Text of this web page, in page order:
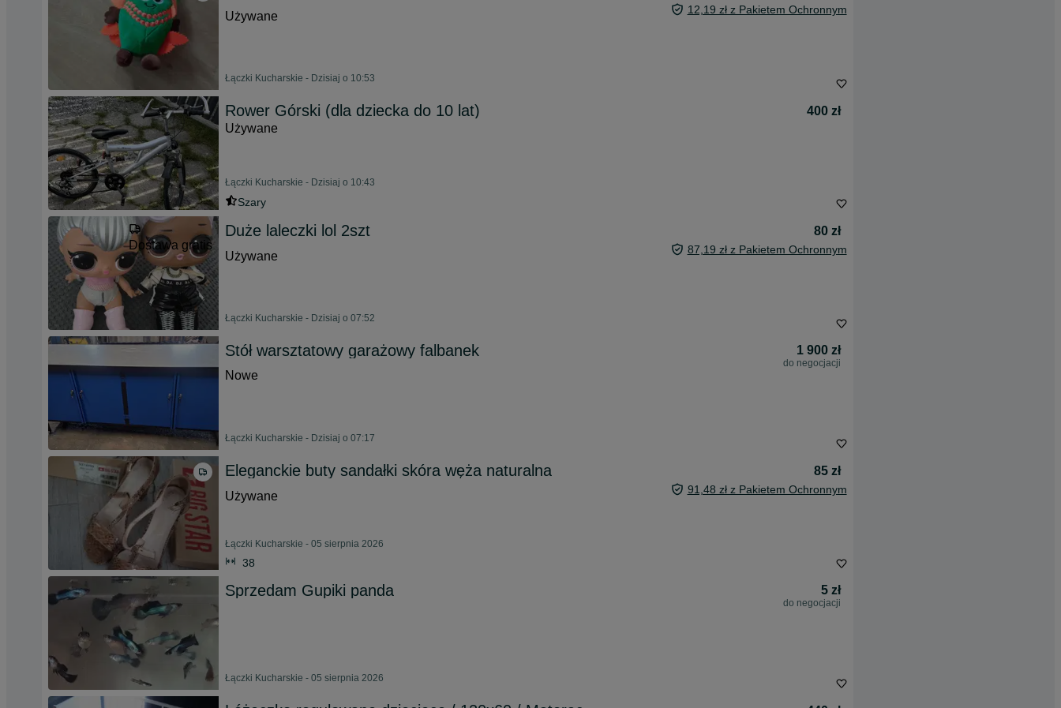
Używane
12,19 zł z Pakietem Ochronnym
Łączki Kucharskie - Dzisiaj o 10:53
Rower Górski (dla dziecka do 10 lat)
400 zł
Używane
Łączki Kucharskie - Dzisiaj o 10:43
Szary
Dostawa gratis
Duże laleczki lol 2szt
80 zł
Używane
87,19 zł z Pakietem Ochronnym
Łączki Kucharskie - Dzisiaj o 07:52
Stół warsztatowy garażowy falbanek 1 900 zł
do negocjacji
Nowe
Łączki Kucharskie - Dzisiaj o 07:17
Eleganckie buty sandałki skóra węża naturalna
85 zł
Używane
91,48 zł z Pakietem Ochronnym
Łączki Kucharskie - 05 sierpnia 2026
38
Sprzedam Gupiki panda 5 zł
do negocjacji
Łączki Kucharskie - 05 sierpnia 2026